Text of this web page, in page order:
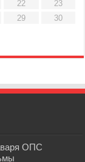
22
23
29
30
ОПС